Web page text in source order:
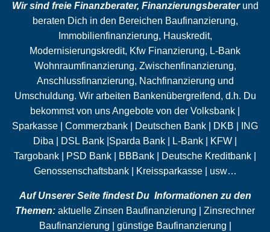
Wir sind freie Finanzberater, Finanzierungsberaterund
beraten Dich in den Bereichen Baufinanzierung,
Immobilienfinanzierung, Hauskredit,
Modernisierungskredit, Kfw Finanzierung, L-Bank
Wohnraumfinanzierung, Zwischenfinanzierung,
Anschlussfinanzierung, Nachfinanzierung und
Umschuldung. Wir arbeiten Bankenübergreifend, d.h. Du
bekommst von uns Angebote von der Volksbank |
Sparkasse | Commerzbank | Deutschen Bank | DKB | ING
Diba | DSL Bank |Sparda Bank | L-Bank | KFW |
Targobank | PSD Bank | BBBank | Deutsche Kreditbank |
Genossenschaftsbank | Kreissparkasse | usw…
Auf Unserer Seite findest Du Informationen zu den
Themen: aktuelle Zinsen Baufinanzierung | Zinsrechner
Baufinanzierung | günstige Baufinanzierung |